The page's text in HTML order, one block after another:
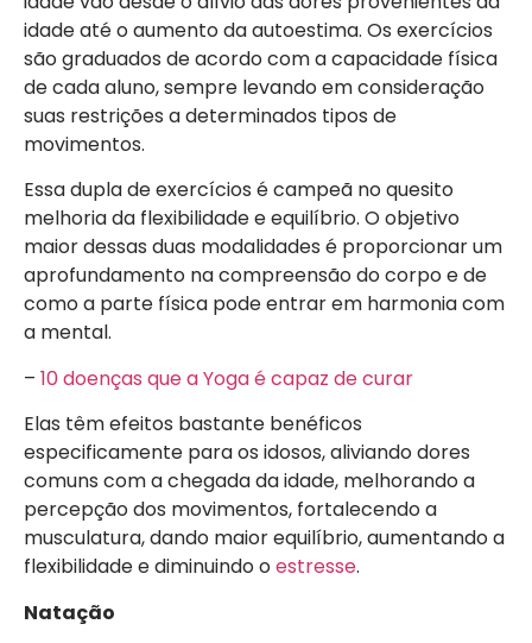
idade até o aumento da autoestima. Os exercícios
são graduados de acordo com a capacidade física
de cada aluno, sempre levando em consideração
suas restrições a determinados tipos de
movimentos.
Essa dupla de exercícios é campeã no quesito
melhoria da flexibilidade e equilíbrio. O objetivo
maior dessas duas modalidades é proporcionar um
aprofundamento na compreensão do corpo e de
como a parte física pode entrar em harmonia com
a mental.
– 10 doenças que a Yoga é capaz de curar
Elas têm efeitos bastante benéficos
especificamente para os idosos, aliviando dores
comuns com a chegada da idade, melhorando a
percepção dos movimentos, fortalecendo a
musculatura, dando maior equilíbrio, aumentando a
flexibilidade e diminuindo oestresse.
Natação